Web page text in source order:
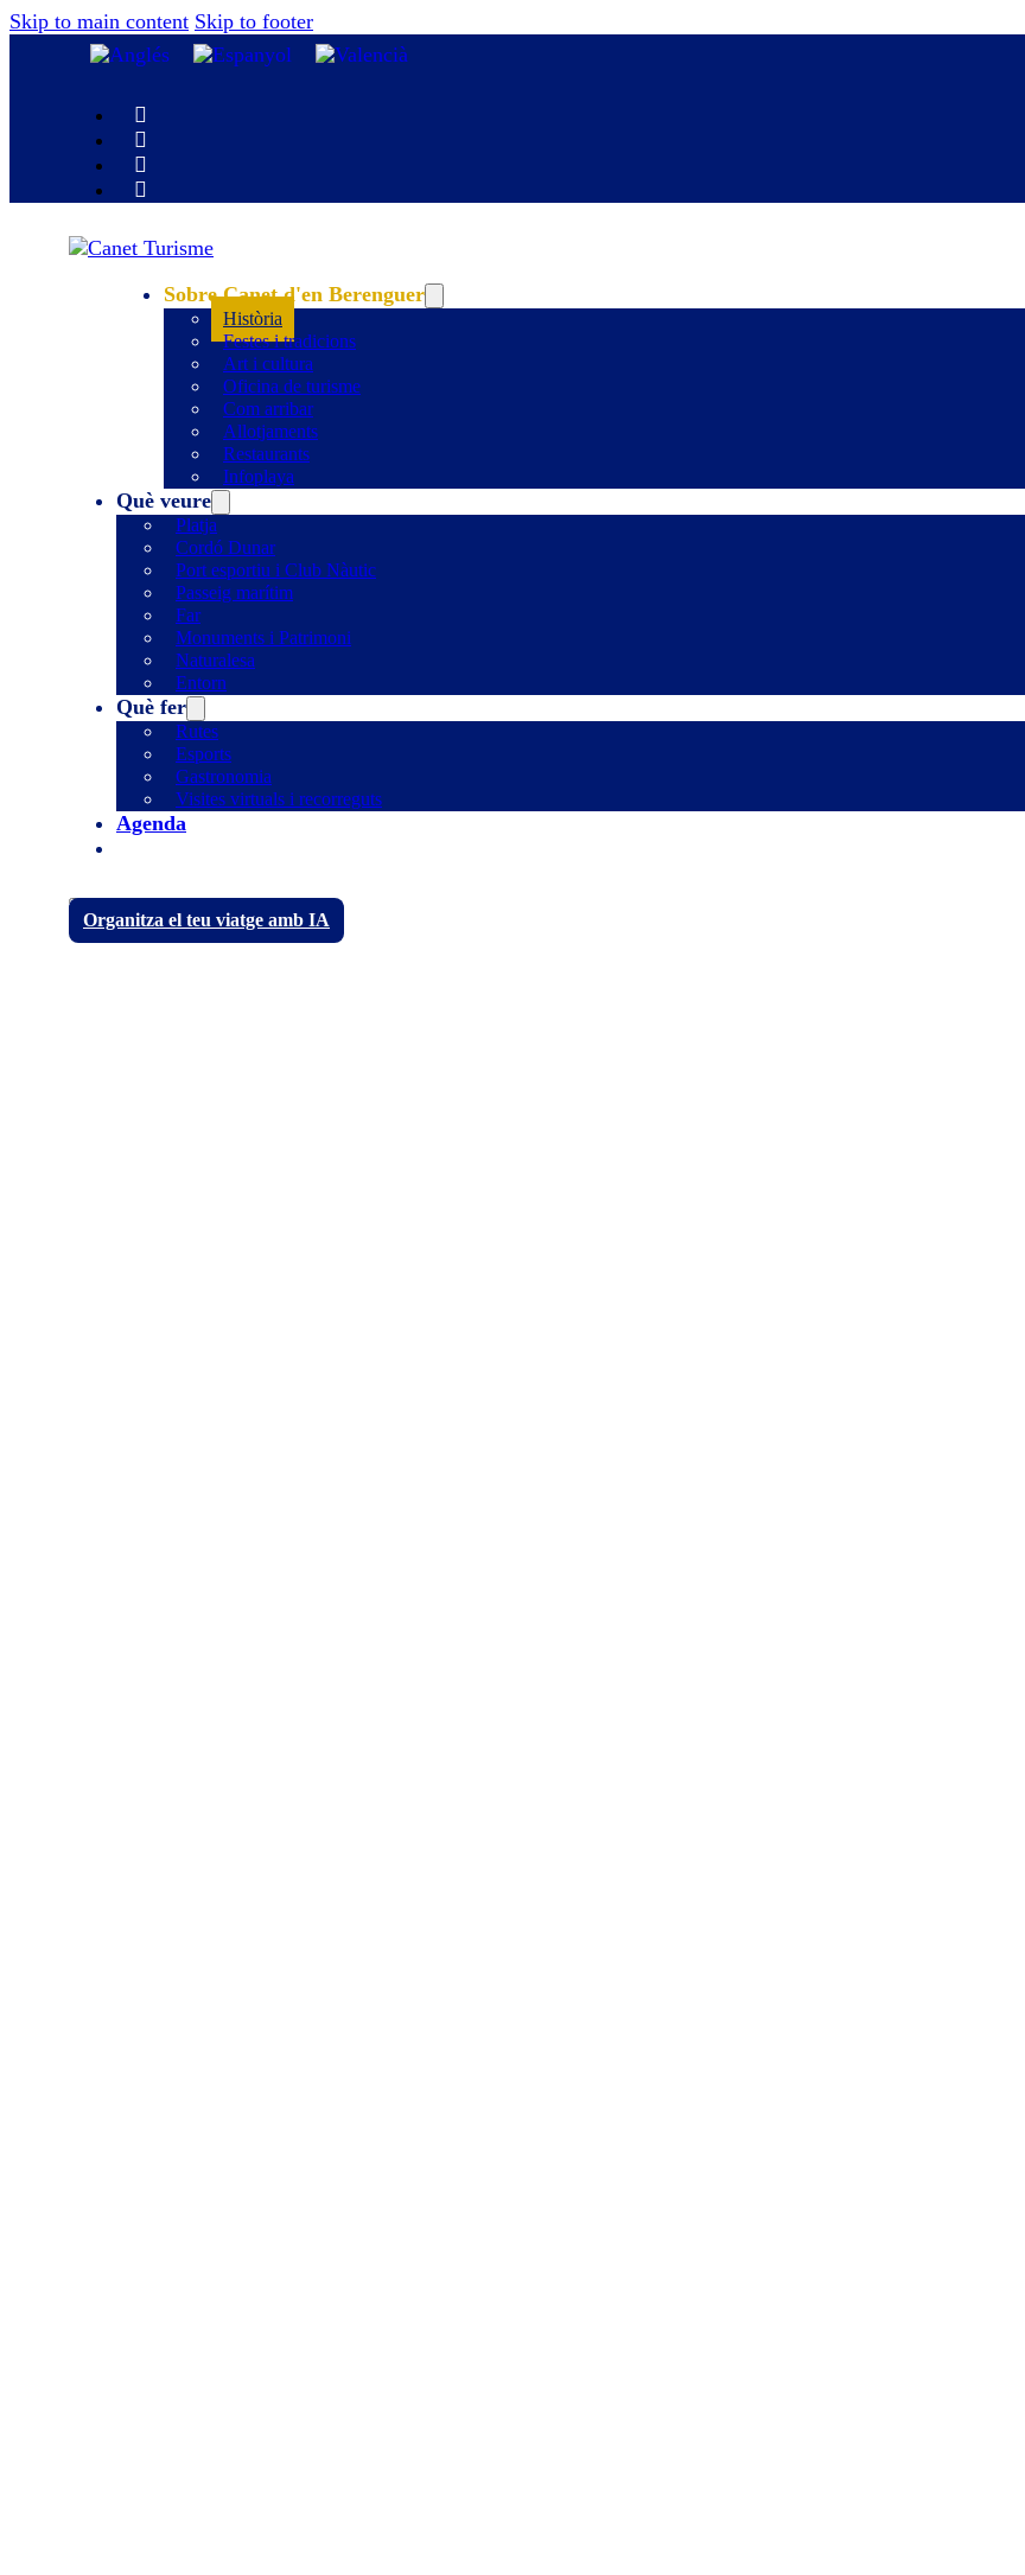
Skip to main content Skip to footer
Sobre Canet d'en Berenguer
Història
Festes i tradicions
Art i cultura
Oficina de turisme
Com arribar
Allotjaments
Restaurants
Infoplaya
Què veure
Platja
Cordó Dunar
Port esportiu i Club Nàutic
Passeig marítim
Far
Monuments i Patrimoni
Naturalesa
Entorn
Què fer
Rutes
Esports
Gastronomia
Visites virtuals i recorreguts
Agenda
Organitza el teu viatge amb IA